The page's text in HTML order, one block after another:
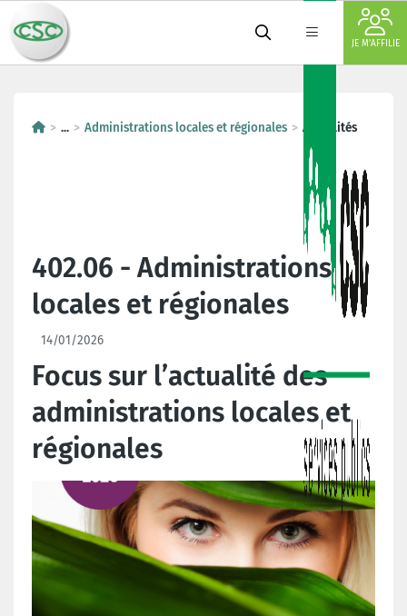
JE M'AFFILIE
... Administrations locales et régionales Actualités
402.06 - Administrations
locales et régionales
14/01/2026
Focus sur l’actualité des
administrations locales et
régionales